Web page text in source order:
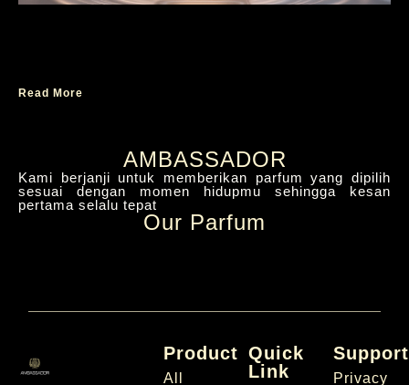
Read More
AMBASSADOR
Kami berjanji untuk memberikan parfum yang dipilih
sesuai dengan momen hidupmu sehingga kesan
pertama selalu tepat
Our Parfum
Product
All
Quick
Link
Support
Privacy